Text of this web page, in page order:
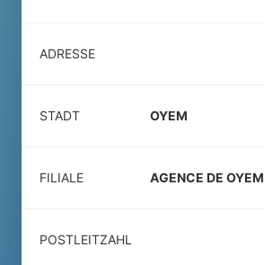
ADRESSE
STADT OYEM
FILIALE AGENCE DE OYEM
POSTLEITZAHL